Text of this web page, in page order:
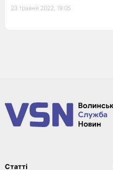
23 травня 2022, 19:05
Статті